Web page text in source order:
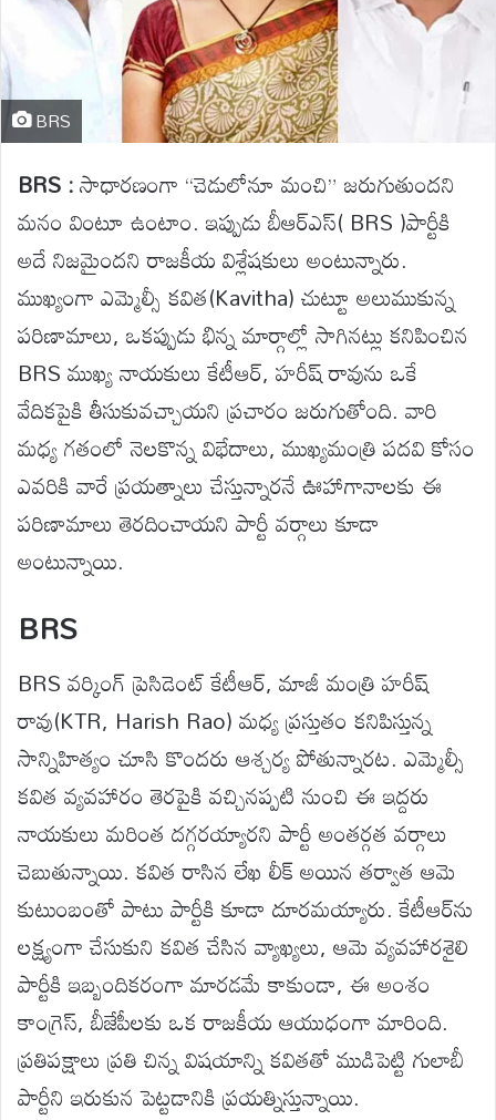
BRS
BRS :సాధారణంగా “చెడులోనూ మంచి” జరుగుతుందని
మనం వింటూ ఉంటాం. ఇప్పుడు బీఆర్ఎస్( BRS )పార్టీకి
అదే నిజమైందని రాజకీయ విశ్లేషకులు అంటున్నారు.
ముఖ్యంగా ఎమ్మెల్సీ కవిత(Kavitha) చుట్టూ అలుముకున్న
పరిణామాలు, ఒకప్పుడు భిన్న మార్గాల్లో సాగినట్లు కనిపించిన
BRS ముఖ్య నాయకులు కేటీఆర్, హరీష్ రావును ఒకే
వేదికపైకి తీసుకువచ్చాయని ప్రచారం జరుగుతోంది. వారి
మధ్య గతంలో నెలకొన్న విభేదాలు, ముఖ్యమంత్రి పదవి కోసం
ఎవరికి వారే ప్రయత్నాలు చేస్తున్నారనే ఊహాగానాలకు ఈ
పరిణామాలు తెరదించాయని పార్టీ వర్గాలు కూడా
అంటున్నాయి.
BRS
BRS వర్కింగ్ ప్రెసిడెంట్ కేటీఆర్, మాజీ మంత్రి హరీష్
రావు(KTR, Harish Rao) మధ్య ప్రస్తుతం కనిపిస్తున్న
సాన్నిహిత్యం చూసి కొందరు ఆశ్చర్య పోతున్నారట. ఎమ్మెల్సీ
కవిత వ్యవహారం తెరపైకి వచ్చినప్పటి నుంచి ఈ ఇద్దరు
నాయకులు మరింత దగ్గరయ్యారని పార్టీ అంతర్గత వర్గాలు
చెబుతున్నాయి. కవిత రాసిన లేఖ లీక్ అయిన తర్వాత ఆమె
కుటుంబంతో పాటు పార్టీకి కూడా దూరమయ్యారు. కేటీఆర్‌ను
లక్ష్యంగా చేసుకుని కవిత చేసిన వ్యాఖ్యలు, ఆమె వ్యవహారశైలి
పార్టీకి ఇబ్బందికరంగా మారడమే కాకుండా, ఈ అంశం
కాంగ్రెస్, బీజేపీలకు ఒక రాజకీయ ఆయుధంగా మారింది.
ప్రతిపక్షాలు ప్రతి చిన్న విషయాన్ని కవితతో ముడిపెట్టి గులాబీ
పార్టీని ఇరుకున పెట్టడానికి ప్రయత్నిస్తున్నాయి.